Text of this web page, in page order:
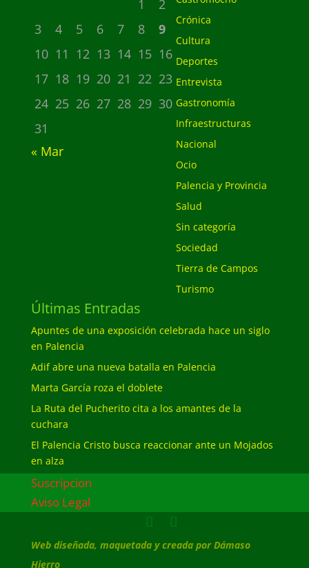
1
2
3
4 5 6 7 8
9
10 11 12 13 14 15 16
17 18 19 20 21 22 23
24 25 26 27 28 29 30
31
« Mar
Crónica
Cultura
Deportes
Entrevista
Gastronomía
Infraestructuras
Nacional
Ocio
Palencia y Provincia
Salud
Sin categoría
Sociedad
Tierra de Campos
Turismo
Últimas Entradas
Apuntes de una exposición celebrada hace un siglo
en Palencia
Adif abre una nueva batalla en Palencia
Marta García roza el doblete
La Ruta del Pucherito cita a los amantes de la
cuchara
El Palencia Cristo busca reaccionar ante un Mojados
en alza
Suscripcion
Aviso Legal
Web diseñada, maquetada y creada por Dámaso
Hierro